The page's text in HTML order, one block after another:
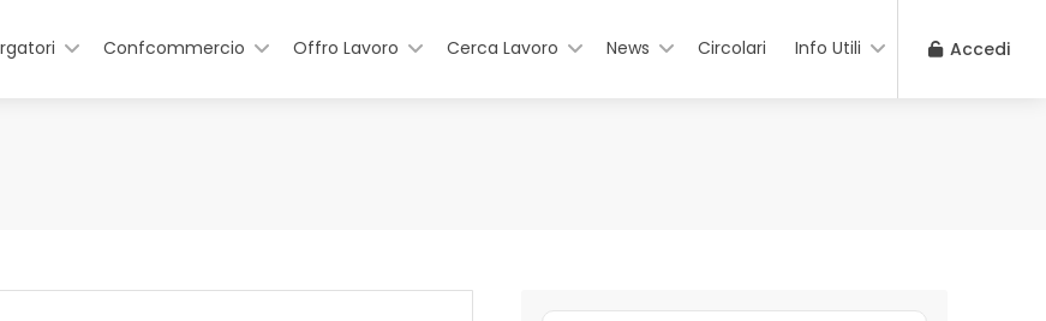
Confcommercio Offro Lavoro Cerca Lavoro News Circolari Info Utili Accedi